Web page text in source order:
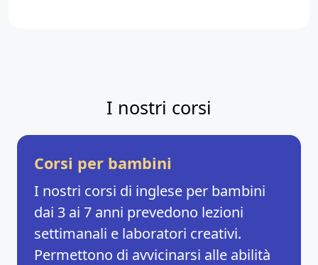
I nostri corsi
Corsi per bambini
I nostri corsi di inglese per bambini
dai 3 ai 7 anni prevedono lezioni
settimanali e laboratori creativi.
Permettono di avvicinarsi alle abilità